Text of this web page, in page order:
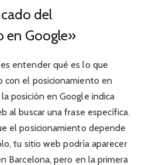
del
en Google»
entender qué es lo que
con el posicionamiento en
posición en Google indica
al buscar una frase específica.
el posicionamiento depende
tu sitio web podría aparecer
Barcelona, pero en la primera